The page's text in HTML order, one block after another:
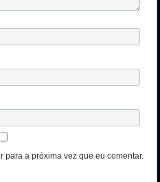
a próxima vez que eu comentar.